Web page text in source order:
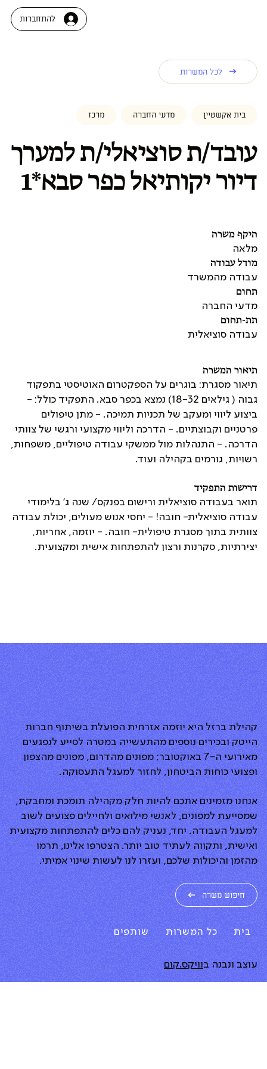
להתחברות
תיאור המשרה
תיאור מסגרת: בוגרים על הספקטרום האוטיסטי בתפקוד
גבוה ( גילאים 18-32) נמצא בכפר סבא. התפקיד כולל: -
ביצוע ליווי ומעקב של תכניות תמיכה. - מתן טיפולים
פרטניים וקבוצתיים. - הדרכה וליווי מקצועי ורגשי של צוותי
הדרכה. - התנהלות מול ממשקי עבודה טיפוליים, משפחות,
רשויות, גורמים בקהילה ועוד.
דרישות התפקיד
תואר בעבודה סוציאלית ורישום בפנקס/ שנה ג' בלימודי
עבודה סוציאלית- חובה! - יחסי אנוש מעולים, יכולת עבודה
צוותית בתוך מסגרת טיפולית- חובה. - יוזמה, אחריות,
יצירתיות, סקרנות ורצון להתפתחות אישית ומקצועית.
לכל המשרות
עובד/ת סוציאלי/ת למערך
דיור יקותיאל כפר סבא*1
בית אקשטיין מדעי החברה מרכז
היקף משרה
מלאה
מודל עבודה
עבודה מהמשרד
תחום
מדעי החברה
תת-תחום
עבודה סוציאלית
קהילת ברזל היא יוזמה אזרחית הפועלת בשיתוף חברות
הייטק ובכירים נוספים מהתעשייה במטרה לסייע לנפגעים
מאירועי ה-7 באוקטובר; מפונים מהדרום, מפונים מהצפון
ופצועי כוחות הביטחון, לחזור למעגל התעסוקה.
אנחנו מזמינים אתכם להיות חלק מקהילה תומכת ומחבקת,
שמסייעת למפונים, לאנשי מילואים ולחיילים פצועים לשוב
למעגל העבודה. יחד, נעניק להם כלים להתפתחות מקצועית
ואישית, ותקווה לעתיד טוב יותר. הצטרפו אלינו, תרמו
מהזמן והיכולות שלכם, ועזרו לנו לעשות שינוי אמיתי.
חיפוש משרה
בית כל המשרות שותפים
עוצב ונבנה בוויקס.קום